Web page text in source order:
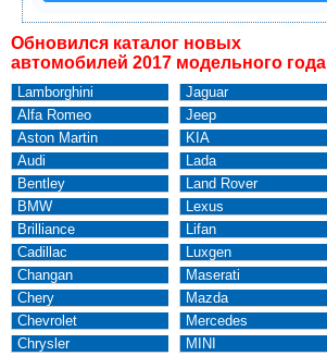
Обновился каталог новых
автомобилей 2017 модельного года
Lamborghini
Alfa Romeo
Aston Martin
Audi
Bentley
BMW
Brilliance
Cadillac
Changan
Chery
Chevrolet
Chrysler
Jaguar
Jeep
KIA
Lada
Land Rover
Lexus
Lifan
Luxgen
Maserati
Mazda
Mercedes
MINI